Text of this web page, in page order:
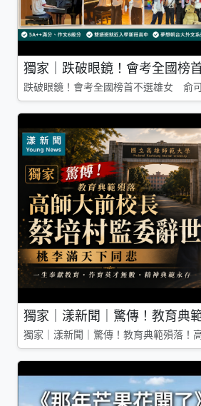
獨家｜跌破眼鏡！會考全國榜
跌破眼鏡！會考全國榜首不選雄女 俞
獨家｜漾新聞｜驚傳！教育典
獨家｜漾新聞｜驚傳！教育典範殞落